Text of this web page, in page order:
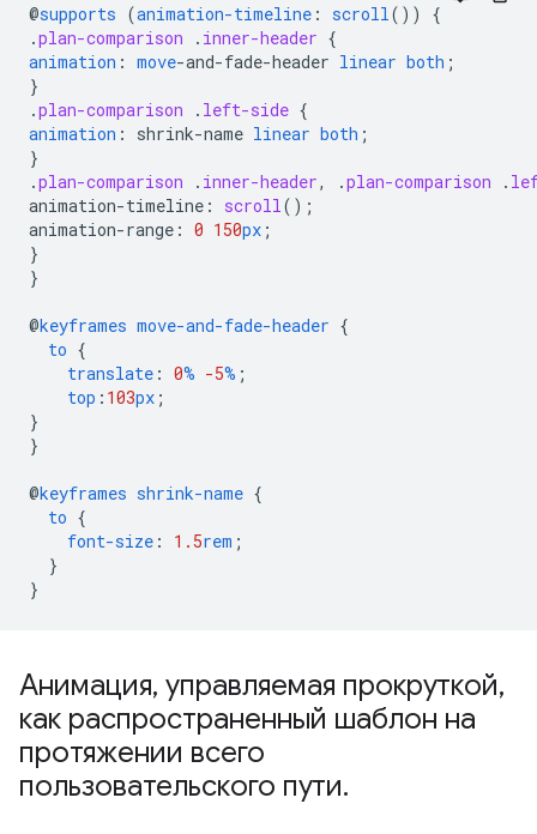
@supports (animation-timeline : scroll())
{
.plan-comparison . inner-header {
animation : move-and-fade-header linear both ;
}
.plan-comparison . left-side {
animation : shrink-name linear both ;
}
.plan-comparison . inner-header, .plan-comparison .
animation-timeline : scroll();
animation-range : 0 150px ;
}
}
@keyframes move-and-fade-header {
to {
translate : 0% -5% ;
top : 103px ;
}
}
@keyframes shrink-name {
to {
font-size : 1.5rem ;
}
}
Анимация, управляемая прокруткой,
как распространенный шаблон на
протяжении всего
пользовательского пути.